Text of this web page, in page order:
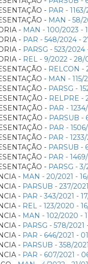
- PAR -
- MAN - 58/
- MAN - 100/2023 -
- PAR - 548/2024 -
- PARSG - 523/
- REL - 9/2022 - 28/
- RELCON -
- MAN -
- PARSG -
- RELPRE -
- PAR -
- PARSUB -
- PAR -
- PAR -
- PARSUB -
- PAR -
- PARSG -
- MAN - 20/2021 -
- PARSUB - 237/
- PAR - 343/2021 -
- REL - 123/2020 -
- MAN - 102/2020 -
- PARSG - 578/
- PAR - 646/2021 -
- PARSUB - 358/
- PAR - 607/2021 -